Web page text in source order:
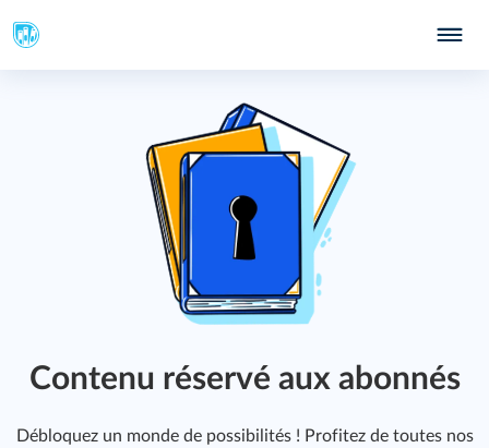
Contenu réservé aux abonnés
Débloquez un monde de possibilités ! Profitez de toutes nos